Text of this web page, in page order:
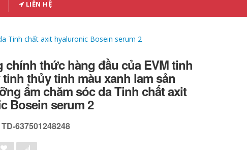
LIÊN HỆ
Tinh chất axit hyaluronic Bosein serum 2
chính thức hàng đầu của EVM tinh
thủy tinh màu xanh lam sản
ẩm chăm sóc da Tinh chất axit
Bosein serum 2
TD-637501248248